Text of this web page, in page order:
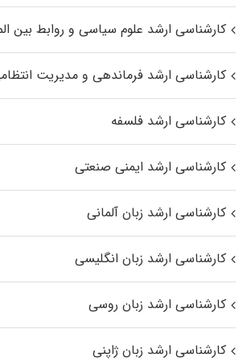
کارشناسی ارشد علوم سیاسی و روابط بین
کارشناسی ارشد فرماندهی و مدیریت
کارشناسی ارشد فلسفه
کارشناسی ارشد ایمنی صنعتی
کارشناسی ارشد زبان آلمانی
کارشناسی ارشد زبان انگلیسی
کارشناسی ارشد زبان روسی
کارشناسی ارشد زبان ژاپنی